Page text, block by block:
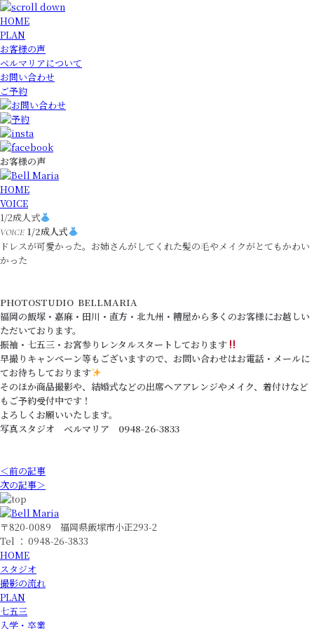
HOME
PLAN
お客様の声
ベルマリアについて
お問い合わせ
ご予約
お客様の声
HOME
VOICE
1/2成人式
VOICE 1/2成人式
ドレスが可愛かった。お姉さんがしてくれた髪の毛やメイクがとてもかわい
かった
PHOTOSTUDIO BELLMARIA
福岡の飯塚・嘉麻・田川・直方・北九州・糟屋から多くのお客様にお越しい
ただいております。
振袖・七五三・お宮参りレンタルスタートしております
早撮りキャンペーン等もございますので、お問い合わせはお電話・メールに
てお待ちしております
そのほか商品撮影や、結婚式などの出席ヘアアレンジやメイク、着付けなど
もご予約受付中です！
よろしくお願いいたします。
写真スタジオ ベルマリア 0948-26-3833
＜前の記事
次の記事＞
〒820-0089 福岡県飯塚市小正293-2
Tel ： 0948-26-3833
HOME
スタジオ
撮影の流れ
PLAN
七五三
入学・卒業